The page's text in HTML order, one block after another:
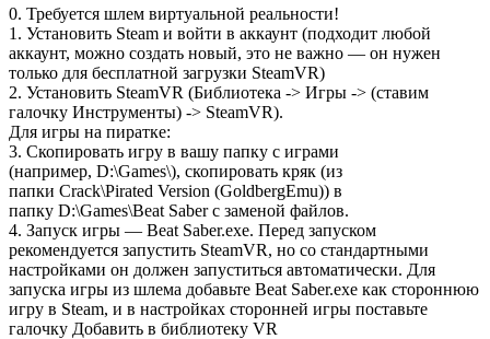
0. Требуется шлем виртуальной реальности!
1. Установить Steam и войти в аккаунт (подходит любой
аккаунт, можно создать новый, это не важно — он нужен
только для бесплатной загрузки SteamVR)
2. Установить SteamVR (Библиотека -> Игры -> (ставим
галочку Инструменты) -> SteamVR).
Для игры на пиратке:
3. Скопировать игру в вашу папку с играми
(например, D:\Games\), скопировать кряк (из
папки Crack\Pirated Version (GoldbergEmu)) в
папку D:\Games\Beat Saber с заменой файлов.
4. Запуск игры — Beat Saber.exe. Перед запуском
рекомендуется запустить SteamVR, но со стандартными
настройками он должен запуститься автоматически. Для
запуска игры из шлема добавьте Beat Saber.exe как стороннюю
игру в Steam, и в настройках сторонней игры поставьте
галочку Добавить в библиотеку VR